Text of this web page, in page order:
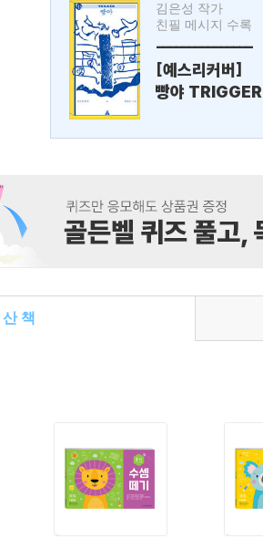
김은성 작가
친필 메시지 수록
---------------
[예스리커버]
빵야 TRIGGER
책